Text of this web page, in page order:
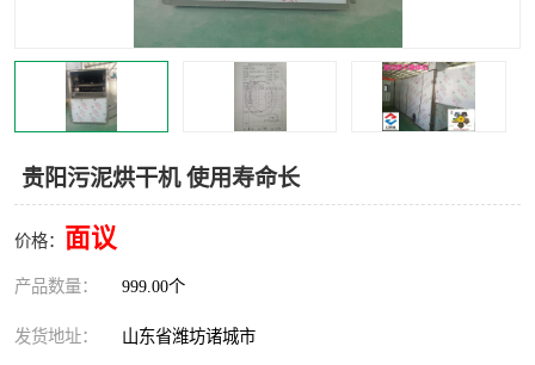
贵阳污泥烘干机 使用寿命长
价格： 面议
产品数量： 999.00个
发货地址： 山东省潍坊诸城市